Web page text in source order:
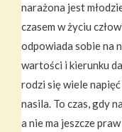
narażona jest
czasem w życiu
odpowiada sobie na
wartości i kierunku
rodzi się wiele
nasila. To czas, gdy
a nie ma jeszcze